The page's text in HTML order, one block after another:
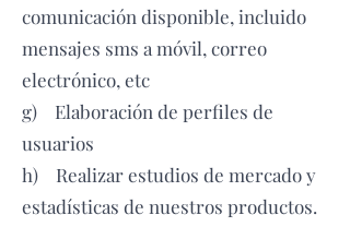
comunicación disponible, incluido
mensajes sms a móvil, correo
electrónico, etc
g) Elaboración de perfiles de
usuarios
h) Realizar estudios de mercado y
estadísticas de nuestros productos.